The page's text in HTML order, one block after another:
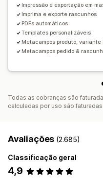
Automação de e-mails
Impressão e exportação
Numeração sequencial
Impressão e exportação em
Imprima e exporte rascunhos
PDFs automáticos
Templates personalizáveis
Metacampos produto,
Metacampos pedido &
Todas as cobranças são
calculadas por uso são
Avaliações (2.685)
Classificação geral
4,9